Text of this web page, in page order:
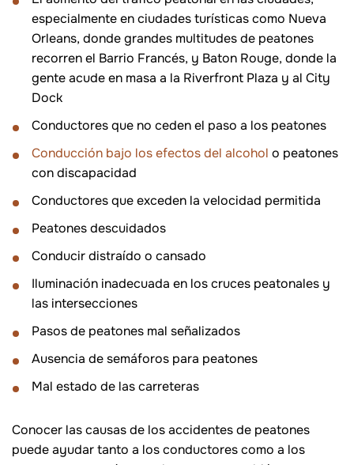
especialmente en ciudades turísticas como Nueva
Orleans, donde grandes multitudes de peatones
recorren el Barrio Francés, y Baton Rouge, donde la
gente acude en masa a la Riverfront Plaza y al City
Dock
Conductores que no ceden el paso a los peatones
Conducción bajo los efectos del alcohol o peatones
con discapacidad
Conductores que exceden la velocidad permitida
Peatones descuidados
Conducir distraído o cansado
Iluminación inadecuada en los cruces peatonales y
las intersecciones
Pasos de peatones mal señalizados
Ausencia de semáforos para peatones
Mal estado de las carreteras
Conocer las causas de los accidentes de peatones
puede ayudar tanto a los conductores como a los